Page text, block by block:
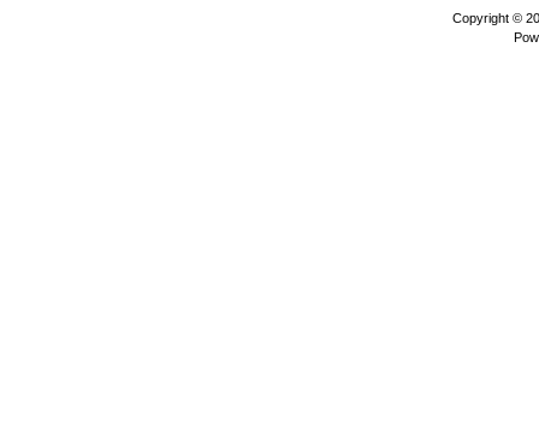
Copyright ©